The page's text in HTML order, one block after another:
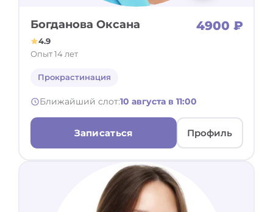
Богданова Оксана 4900 ₽
4.9
Опыт 14 лет
Прокрастинация
Ближайший слот:10 августа в 11:00
Записаться Профиль